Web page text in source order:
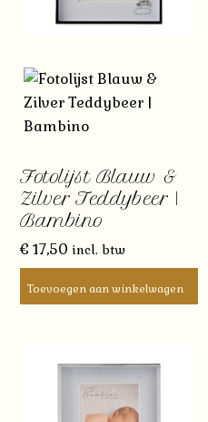
Fotolijst Blauw &
Zilver Teddybeer |
Bambino
€ 17,50 incl. btw
Toevoegen aan winkelwagen